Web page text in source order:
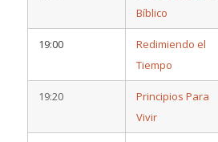
Bíblico
19:00
Redimiendo el
Tiempo
19:20
Principios Para
Vivir